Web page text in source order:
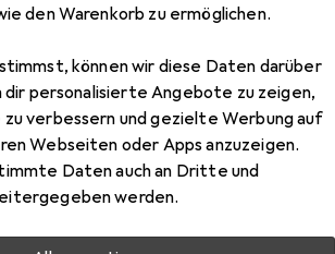
den Warenkorb zu ermöglichen.
können wir diese Daten darüber
dir personalisierte Angebote zu zeigen,
verbessern und gezielte Werbung auf
Webseiten oder Apps anzuzeigen.
Daten auch an Dritte und
werden.
Trefl Premium
Teile - London sonnig
Zubehör zum Produkt Trefl
Teile - London sonnig aus der